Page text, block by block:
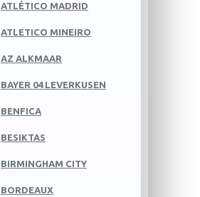
ATLÉTICO MADRID
ATLETICO MINEIRO
AZ ALKMAAR
BAYER 04 LEVERKUSEN
BENFICA
BESIKTAS
BIRMINGHAM CITY
BORDEAUX